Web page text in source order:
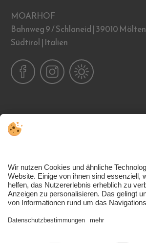
MOARHOF
Bahnweg 9 / Schlaneid | 39010 Mölten
Südtirol | Italien